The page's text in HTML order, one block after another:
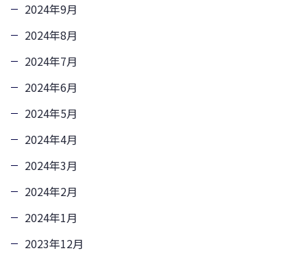
2024年9月
2024年8月
2024年7月
2024年6月
2024年5月
2024年4月
2024年3月
2024年2月
2024年1月
2023年12月